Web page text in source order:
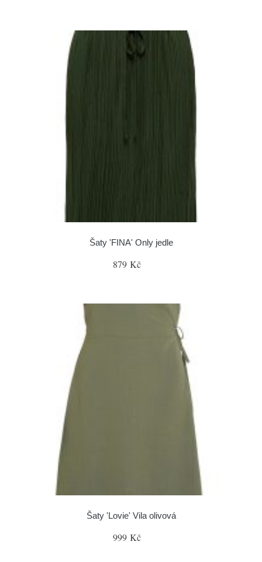
Šaty 'FINA' Only jedle
879 Kč
Šaty 'Lovie' Vila olivová
999 Kč